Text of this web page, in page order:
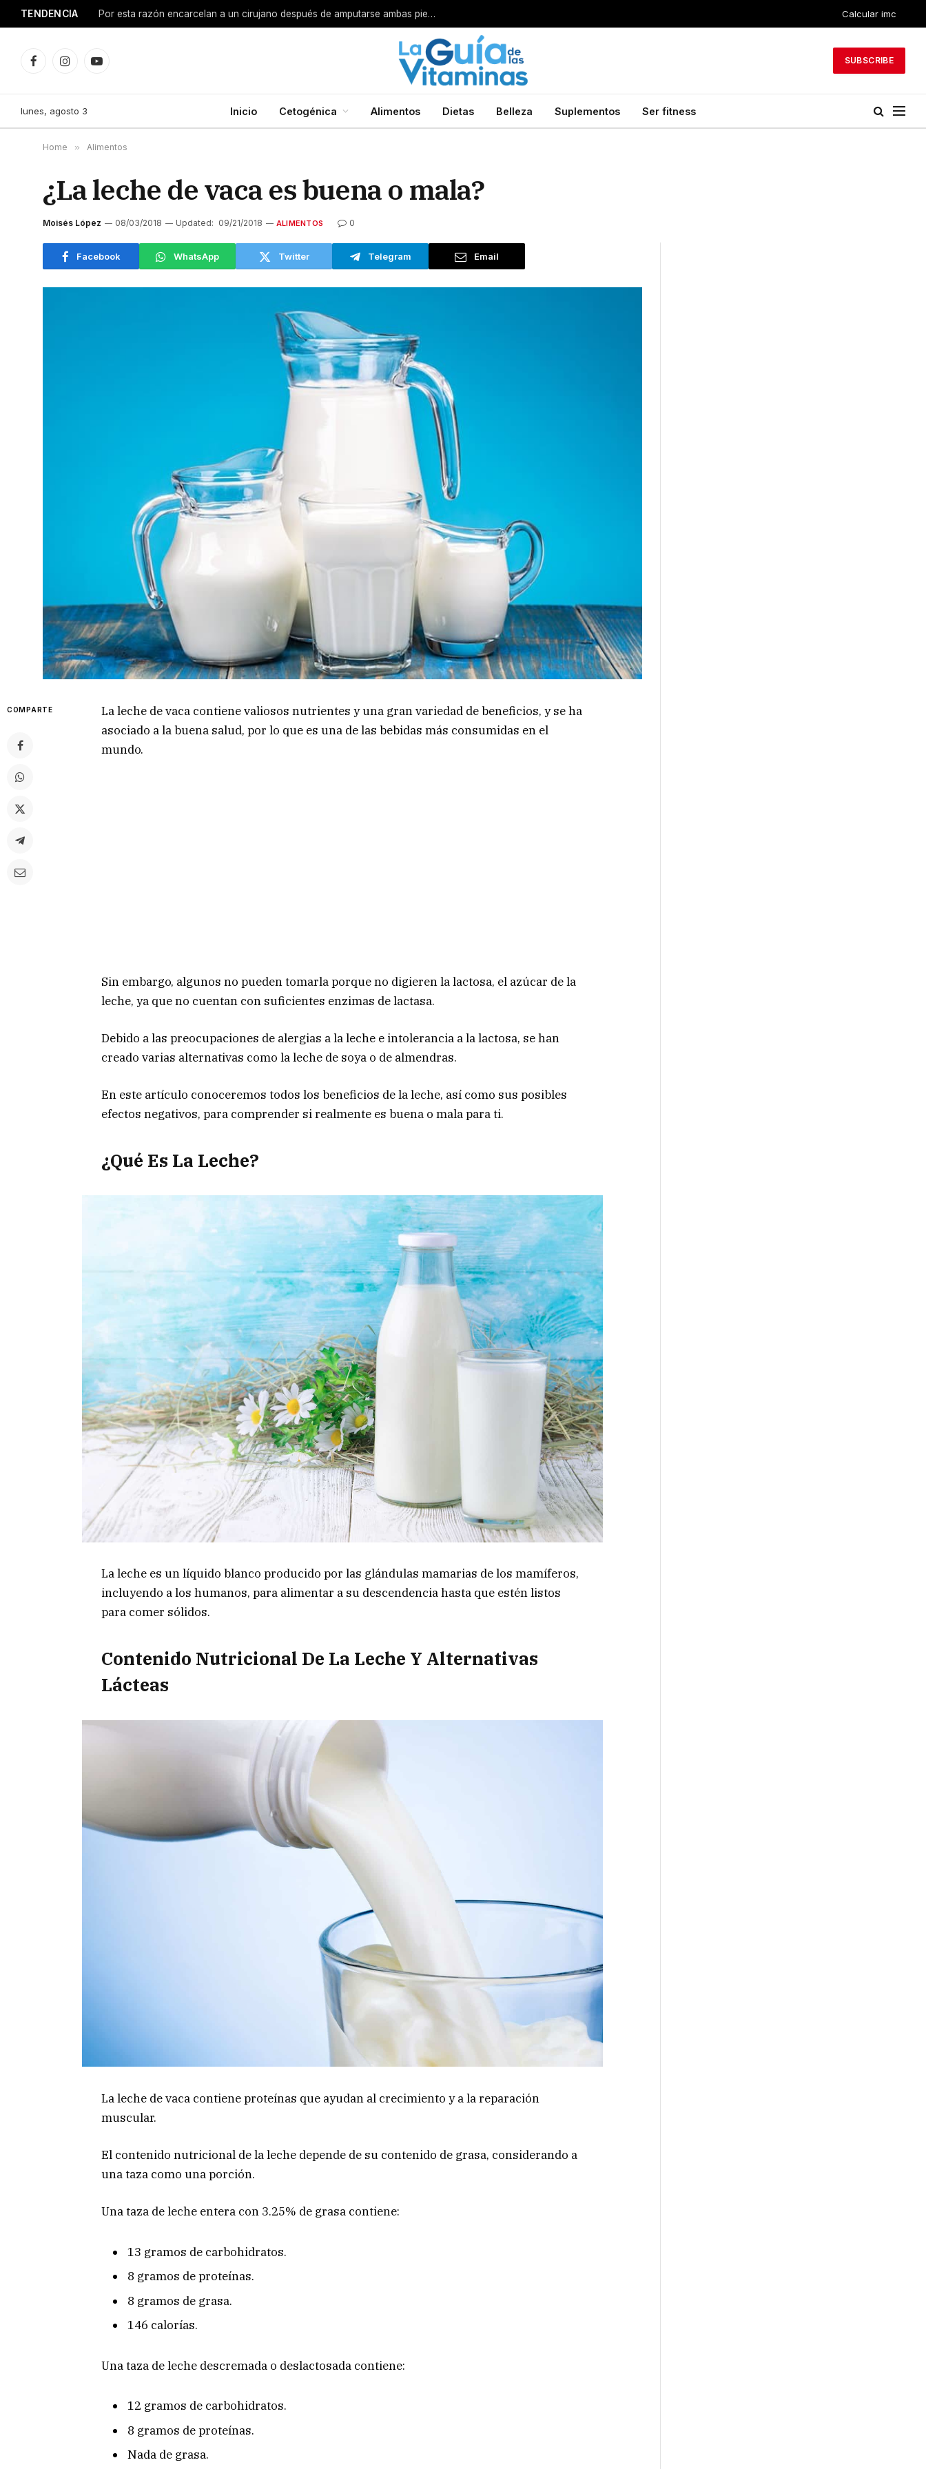
TENDENCIA Por esta razón encarcelan a un cirujano después de amputarse ambas piernas Calcular imc
FacebookInstagramYouTube
SUBSCRIBE
lunes, agosto 3 Inicio Cetogénica Alimentos Dietas Belleza Suplementos Ser fitness
Home » Alimentos
¿La leche de vaca es buena o mala?
Moisés López 08/03/2018 Updated: 09/21/2018 ALIMENTOS 0
Facebook WhatsApp Twitter Telegram Email
COMPARTE
La leche de vaca contiene valiosos nutrientes y una gran variedad de beneficios, y se ha
asociado a la buena salud, por lo que es una de las bebidas más consumidas en el
mundo.
Sin embargo, algunos no pueden tomarla porque no digieren la lactosa, el azúcar de la
leche, ya que no cuentan con suficientes enzimas de lactasa.
Debido a las preocupaciones de alergias a la leche e intolerancia a la lactosa, se han
creado varias alternativas como la leche de soya o de almendras.
En este artículo conoceremos todos los beneficios de la leche, así como sus posibles
efectos negativos, para comprender si realmente es buena o mala para ti.
¿Qué Es La Leche?
La leche es un líquido blanco producido por las glándulas mamarias de los mamíferos,
incluyendo a los humanos, para alimentar a su descendencia hasta que estén listos
para comer sólidos.
Contenido Nutricional De La Leche Y Alternativas
Lácteas
La leche de vaca contiene proteínas que ayudan al crecimiento y a la reparación
muscular.
El contenido nutricional de la leche depende de su contenido de grasa, considerando a
una taza como una porción.
Una taza de leche entera con 3.25% de grasa contiene:
13 gramos de carbohidratos.
8 gramos de proteínas.
8 gramos de grasa.
146 calorías.
Una taza de leche descremada o deslactosada contiene:
12 gramos de carbohidratos.
8 gramos de proteínas.
Nada de grasa.